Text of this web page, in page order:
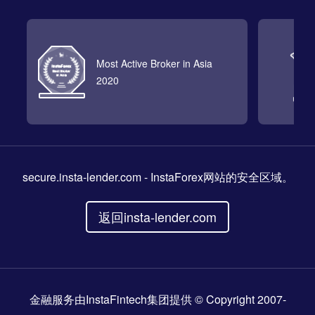
Most Active Broker in Asia
2020
secure.insta-lender.com- InstaForex网站的安全区域。
返回insta-lender.com
金融服务由InstaFintech集团提供 © Copyright 2007-